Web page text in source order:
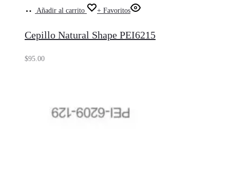
Añadir al carrito + Favoritos
Cepillo Natural Shape PEI6215
$95.00